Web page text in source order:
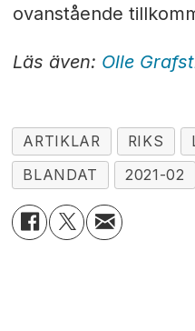
ovanstående
Läs även: Olle
ARTIKLAR RIKS
BLANDAT
2021-02